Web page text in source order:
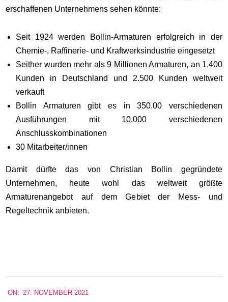
erschaffenen Unternehmens sehen könnte:
Seit 1924 werden Bollin-Armaturen erfolgreich in der
Chemie-, Raffinerie- und Kraftwerksindustrie eingesetzt
Seither wurden mehr als 9 Millionen Armaturen, an 1.400
Kunden in Deutschland und 2.500 Kunden weltweit
verkauft
Bollin Armaturen gibt es in 350.00 verschiedenen
Ausführungen mit 10.000 verschiedenen
Anschlusskombinationen
30 Mitarbeiter/innen
Damit dürfte das von Christian Bollin gegründete
Unternehmen, heute wohl das weltweit größte
Armaturenangebot auf dem Gebiet der Mess- und
Regeltechnik anbieten.
11-
ON: 27. NOVEMBER 2021